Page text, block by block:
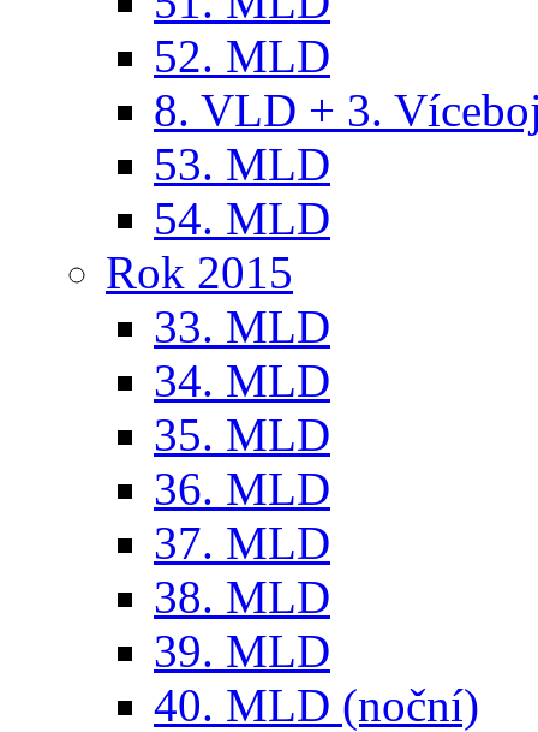
52. MLD
8. VLD + 3.
53. MLD
54. MLD
Rok 2015
33. MLD
34. MLD
35. MLD
36. MLD
37. MLD
38. MLD
39. MLD
40. MLD (noční)